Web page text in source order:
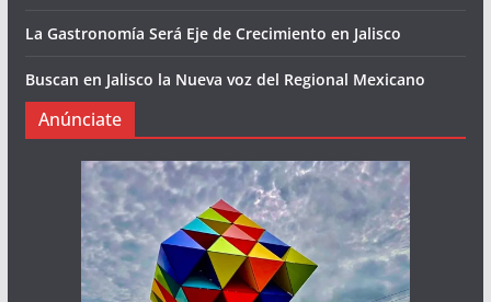
La Gastronomía Será Eje de Crecimiento en Jalisco
Buscan en Jalisco la Nueva voz del Regional Mexicano
Anúnciate